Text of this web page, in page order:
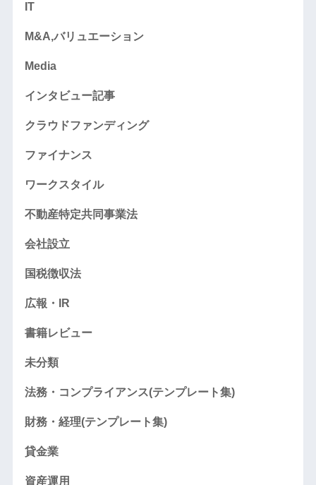
IT
M&A,バリュエーション
Media
インタビュー記事
クラウドファンディング
ファイナンス
ワークスタイル
不動産特定共同事業法
会社設立
国税徴収法
広報・IR
書籍レビュー
未分類
法務・コンプライアンス(テンプレート集)
財務・経理(テンプレート集)
貸金業
資産運用